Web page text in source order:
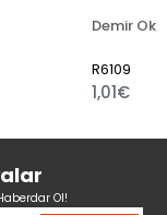
Demir Oksit (Sarı)
Ol!